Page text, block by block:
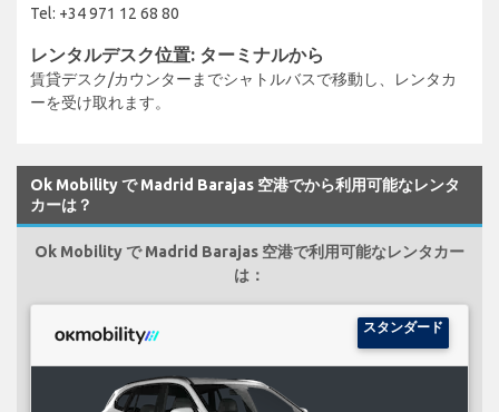
Tel: +34 971 12 68 80
レンタルデスク位置: ターミナルから
賃貸デスク/カウンターまでシャトルバスで移動し、レンタカ
ーを受け取れます。
Ok Mobility で Madrid Barajas 空港でから利用可能なレンタ
カーは？
Ok Mobility で Madrid Barajas 空港で利用可能なレンタカー
は：
スタンダード